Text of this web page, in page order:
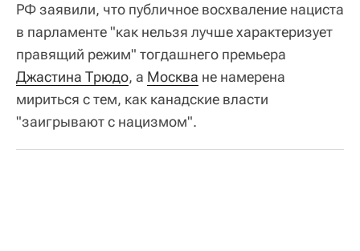
РФ заявили, что публичное восхваление нациста
в парламенте "как нельзя лучше характеризует
правящий режим" тогдашнего премьера
Джастина Трюдо, а Москва не намерена
мириться с тем, как канадские власти
"заигрывают с нацизмом".